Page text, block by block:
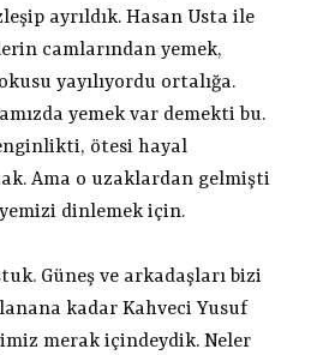
ayrıldık. Hasan Usta ile
camlarından yemek,
yayılıyordu ortalığa.
yemek var demekti bu.
ötesi hayal
Ama o uzaklardan gelmişti
dinlemek için.
Güneş ve arkadaşları bizi
kadar Kahveci Yusuf
merak içindeydik. Neler